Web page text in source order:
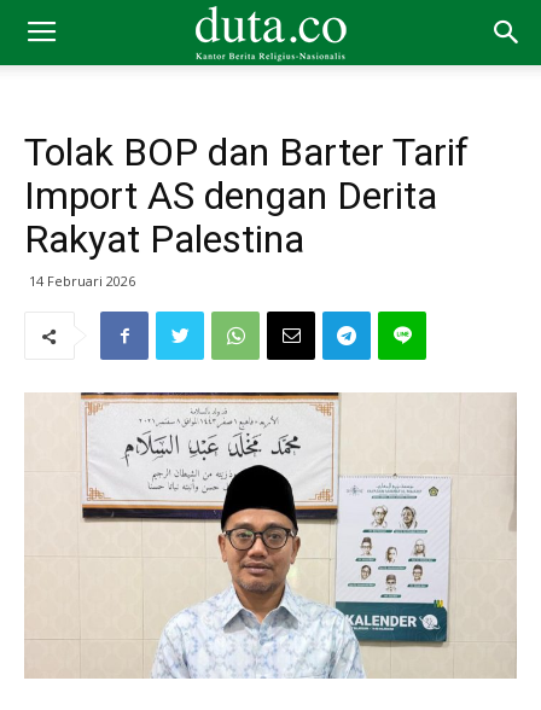
Tolak BOP dan Barter Tarif
Import AS dengan Derita
Rakyat Palestina
14 Februari 2026